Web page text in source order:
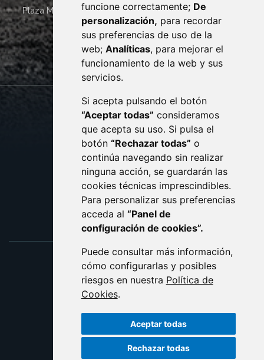
funcione correctamente; De
personalización, para recordar
sus preferencias de uso de la
web; Analíticas, para mejorar el
funcionamiento de la web y sus
servicios.
Si acepta pulsando el botón
“Aceptar todas” consideramos
que acepta su uso. Si pulsa el
botón “Rechazar todas” o
continúa navegando sin realizar
ninguna acción, se guardarán las
cookies técnicas imprescindibles.
Para personalizar sus preferencias
acceda al “Panel de
configuración de cookies”.
Puede consultar más información,
cómo configurarlas y posibles
riesgos en nuestra Política de
Cookies.
Aceptar todas
Rechazar todas
Plaza Mayor 4 22400 MONZÓN - ARAGÓN (ESPAÑA)
· (34) 974 400 700 ·
sac@monzon.es
monzon.es
CONTACTO
AVISO LEGAL
PROTECCIÓN DE DATOS
POLÍTICA DE COOKIES
ACCESIBILIDAD
ENLACE EXTERNO AL